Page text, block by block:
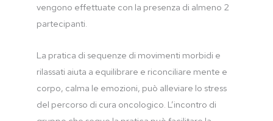
vengono effettuate con la presenza di almeno 2
partecipanti.
La pratica di sequenze di movimenti morbidi e
rilassati aiuta a equilibrare e riconciliare mente e
corpo, calma le emozioni, può alleviare lo stress
del percorso di cura oncologico. L’incontro di